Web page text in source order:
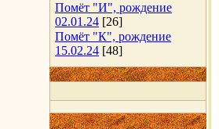
Помёт "И", рождение
02.01.24 [26]
Помёт "К", рождение
15.02.24 [48]